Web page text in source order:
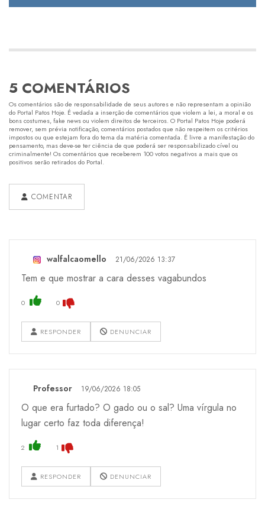
5 COMENTÁRIOS
Os comentários são de responsabilidade de seus autores e não representam a opinião
do Portal Patos Hoje. É vedada a inserção de comentários que violem a lei, a moral e os
bons costumes, fake news ou violem direitos de terceiros. O Portal Patos Hoje poderá
remover, sem prévia notificação, comentários postados que não respeitem os critérios
impostos ou que estejam fora do tema da matéria comentada. É livre a manifestação do
pensamento, mas deve-se ter ciência de que poderá ser responsabilizado cível ou
criminalmente! Os comentários que receberem 100 votos negativos a mais que os
positivos serão retirados do Portal.
COMENTAR
walfalcaomello 21/06/2026 13:37
Tem e que mostrar a cara desses vagabundos
0 0
RESPONDER DENUNCIAR
Professor 19/06/2026 18:05
O que era furtado? O gado ou o sal? Uma vírgula no
lugar certo faz toda diferença!
2 1
RESPONDER DENUNCIAR